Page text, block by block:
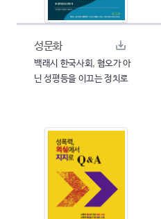
성문화
백래시 한국사회, 혐오가 아
닌 성평등을 이끄는 정치로